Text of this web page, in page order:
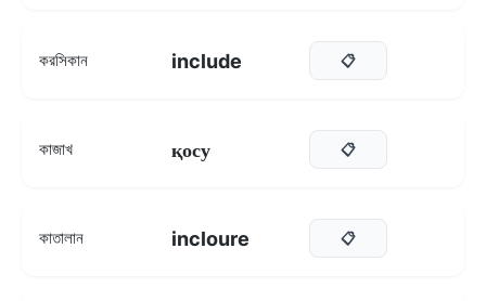
করসিকান include 📋
কাজাখ қосу 📋
কাতালান incloure 📋